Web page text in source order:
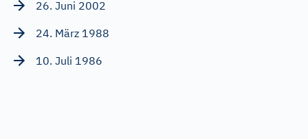
26. Juni 2002
24. März 1988
10. Juli 1986